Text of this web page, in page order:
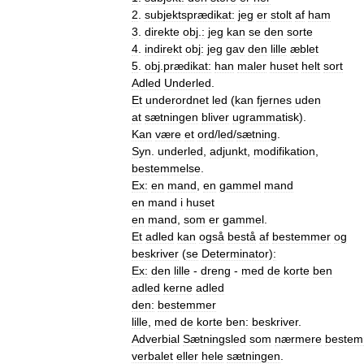
2 subjektsprædikat: jeg er stolt af ham
3 direkte obj : jeg kan se den sorte
4 indirekt obj: jeg gav den lille æblet
5 obj prædikat: han maler huset helt sort
Adled Underled
Et underordnet led (kan fjernes uden
at sætningen bliver ugrammatisk).
Kan være et ord/led/sætning
Syn underled adjunkt modifikation
bestemmelse
Ex: en mand en gammel mand
en mand i huset
en mand som er gammel
Et adled kan også bestå af bestemmer og
beskriver (se Determinator):
Ex: den lille - dreng - med de korte ben
adled kerne adled
den: bestemmer
lille med de korte ben: beskriver.
Adverbial Sætningsled som nærmere
verbalet eller hele sætningen